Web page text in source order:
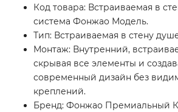
Код товара: Встраиваемая в
система Фонжао Модель.
Тип: Встраиваемая в стену
Монтаж: Внутренний,
скрывая все элементы и
современный дизайн без
креплений.
Бренд: Фонжао Премиальный